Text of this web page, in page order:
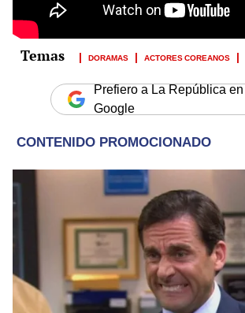
DORAMAS ACTORES COREANOS
Prefiero a La República en
Google